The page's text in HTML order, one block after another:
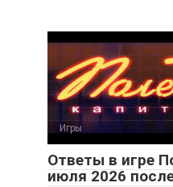
Игры
Ответы в игре
июля 2026